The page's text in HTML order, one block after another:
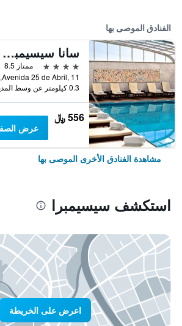
الفنادق الموصى بها
سانا سيسيمبرا هوتل
4 نجوم
ممتاز 8.5
0.3 كيلومتر عن وسط المدينة
556 ﷼
عرض
مشاهدة الفنادق الأخرى الموصى بها
استكشف سيسيمبرا
اعرض على الخريطة